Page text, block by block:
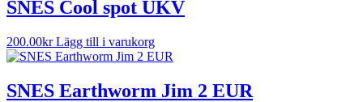
SNES Cool spot UKV
200.00kr Lägg till i varukorg
SNES Earthworm Jim 2 EUR